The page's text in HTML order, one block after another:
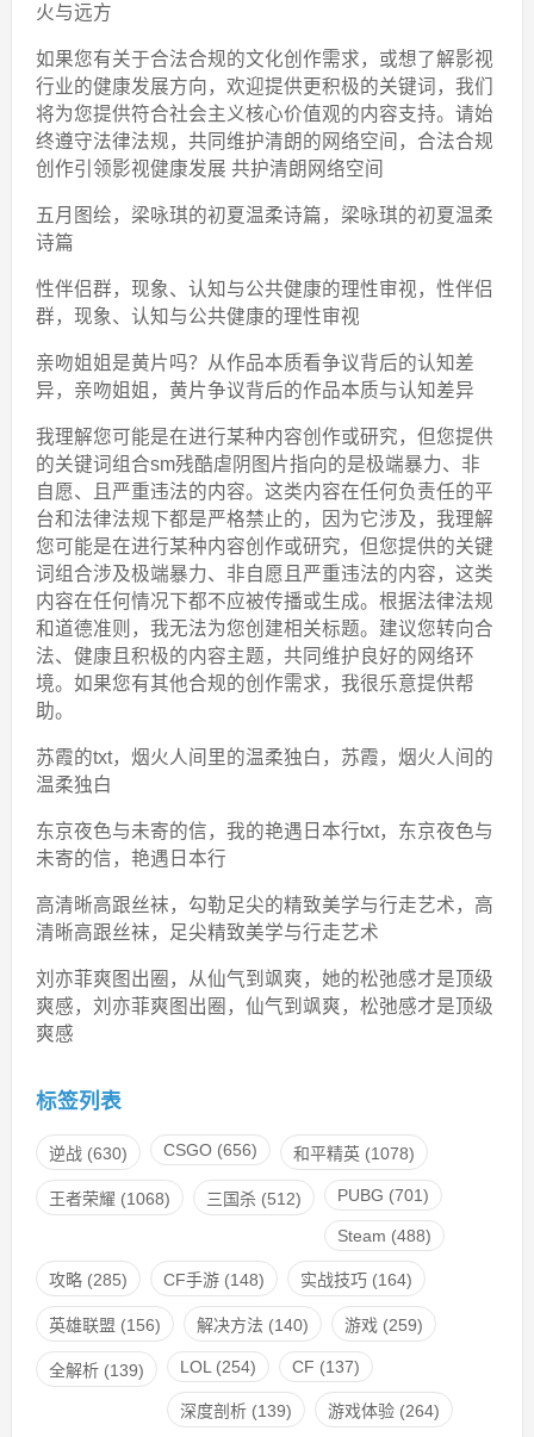
火与远方
如果您有关于合法合规的文化创作需求，或想了解影视
行业的健康发展方向，欢迎提供更积极的关键词，我们
将为您提供符合社会主义核心价值观的内容支持。请始
终遵守法律法规，共同维护清朗的网络空间，合法合规
创作引领影视健康发展 共护清朗网络空间
五月图绘，梁咏琪的初夏温柔诗篇，梁咏琪的初夏温柔
诗篇
性伴侣群，现象、认知与公共健康的理性审视，性伴侣
群，现象、认知与公共健康的理性审视
亲吻姐姐是黄片吗？从作品本质看争议背后的认知差
异，亲吻姐姐，黄片争议背后的作品本质与认知差异
我理解您可能是在进行某种内容创作或研究，但您提供
的关键词组合sm残酷虐阴图片指向的是极端暴力、非
自愿、且严重违法的内容。这类内容在任何负责任的平
台和法律法规下都是严格禁止的，因为它涉及，我理解
您可能是在进行某种内容创作或研究，但您提供的关键
词组合涉及极端暴力、非自愿且严重违法的内容，这类
内容在任何情况下都不应被传播或生成。根据法律法规
和道德准则，我无法为您创建相关标题。建议您转向合
法、健康且积极的内容主题，共同维护良好的网络环
境。如果您有其他合规的创作需求，我很乐意提供帮
助。
苏霞的txt，烟火人间里的温柔独白，苏霞，烟火人间的
温柔独白
东京夜色与未寄的信，我的艳遇日本行txt，东京夜色与
未寄的信，艳遇日本行
高清晰高跟丝袜，勾勒足尖的精致美学与行走艺术，高
清晰高跟丝袜，足尖精致美学与行走艺术
刘亦菲爽图出圈，从仙气到飒爽，她的松弛感才是顶级
爽感，刘亦菲爽图出圈，仙气到飒爽，松弛感才是顶级
爽感
标签列表
逆战(630) CSGO(656) 和平精英(1078)
王者荣耀 (1068) 三国杀(512) PUBG (701)
Steam (488)
攻略(285) CF手游(148) 实战技巧(164)
英雄联盟 (156) 解决方法 (140) 游戏(259)
全解析(139) LOL(254) CF (137)
深度剖析(139) 游戏体验(264)